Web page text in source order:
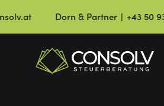
Dorn & Partner ∣ +43 50 933 200 ∣